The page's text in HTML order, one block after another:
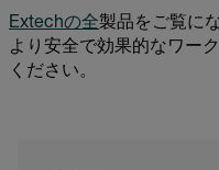
Extechの全製品をご覧に
より安全で効果的なワー
ください。